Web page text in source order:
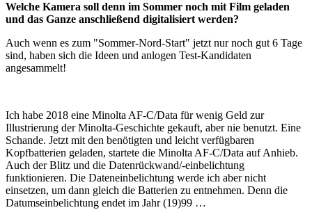
Welche Kamera soll denn im Sommer noch mit Film geladen
und das Ganze anschließend digitalisiert werden?
Auch wenn es zum "Sommer-Nord-Start" jetzt nur noch gut 6 Tage
sind, haben sich die Ideen und anlogen Test-Kandidaten
angesammelt!
Ich habe 2018 eine Minolta AF-C/Data für wenig Geld zur
Illustrierung der Minolta-Geschichte gekauft, aber nie benutzt. Eine
Schande. Jetzt mit den benötigten und leicht verfügbaren
Kopfbatterien geladen, startete die Minolta AF-C/Data auf Anhieb.
Auch der Blitz und die Datenrückwand/-einbelichtung
funktionieren. Die Dateneinbelichtung werde ich aber nicht
einsetzen, um dann gleich die Batterien zu entnehmen. Denn die
Datumseinbelichtung endet im Jahr (19)99 …